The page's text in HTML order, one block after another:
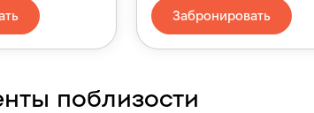
Забронировать
поблизости